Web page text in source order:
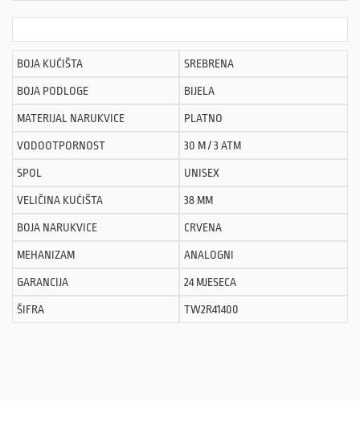
BOJA KUĆIŠTA SREBRENA
BOJA PODLOGE BIJELA
MATERIJAL NARUKVICE PLATNO
VODOOTPORNOST 30 M / 3 ATM
SPOL UNISEX
VELIČINA KUĆIŠTA 38 MM
BOJA NARUKVICE CRVENA
MEHANIZAM ANALOGNI
GARANCIJA 24 MJESECA
ŠIFRA TW2R41400